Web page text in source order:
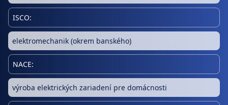
ISCO:
elektromechanik (okrem banského)
NACE:
výroba elektrických zariadení pre domácnosti